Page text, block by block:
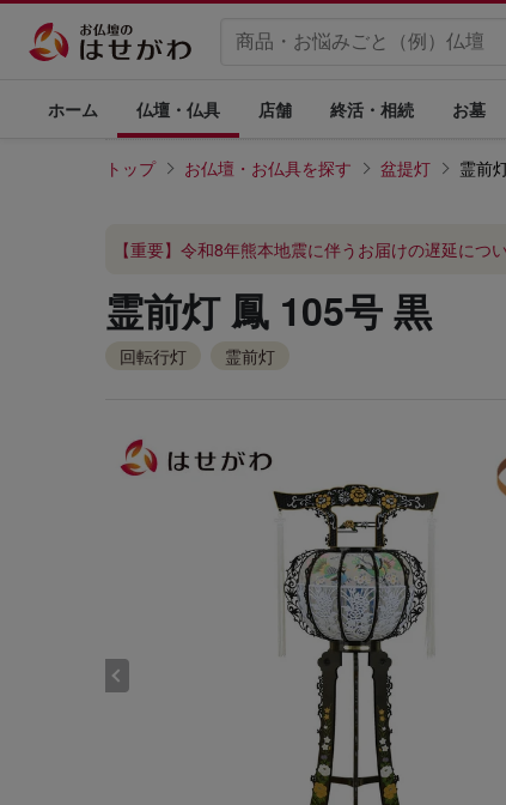
ホーム 仏壇・仏具 店舗 終活・相続 お墓
トップ お仏壇・お仏具を探す 盆提灯 霊前
【重要】令和8年熊本地震に伴うお届けの遅延につ
霊前灯 鳳 105号 黒
回転行灯 霊前灯